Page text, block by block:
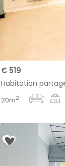
€ 519
Habitation
20m2